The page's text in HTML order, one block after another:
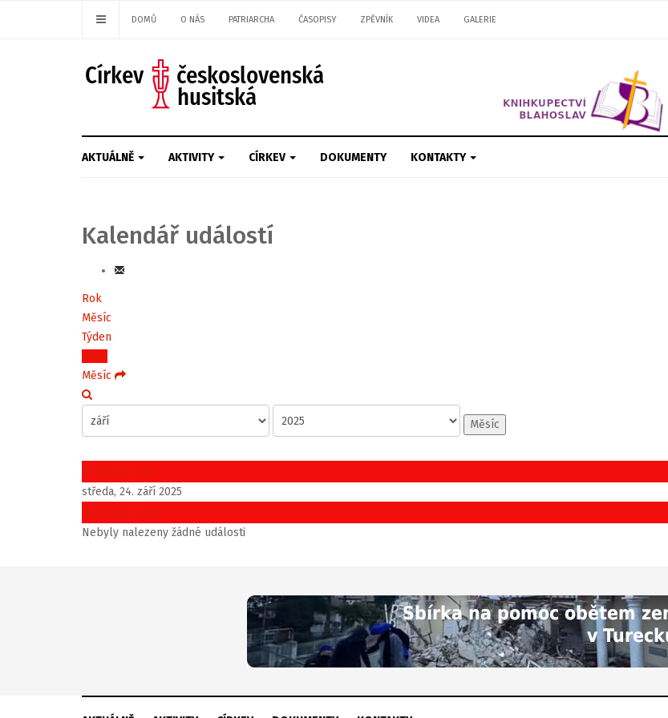
DOMŮ O NÁS PATRIARCHA ČASOPISY ZPĚVNÍK VIDEA GALERIE
AKTUÁLNĚ AKTIVITY CÍRKEV DOKUMENTY KONTAKTY
Kalendář událostí
Rok
Měsíc
Týden
Dnes
Měsíc
Měsíc
Předchozí den
středa, 24. září 2025
Následující den
Nebyly nalezeny žádné události